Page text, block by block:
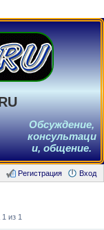
Обсуждение,
консультаци
и, общение.
Вход
Регистрация
из 1